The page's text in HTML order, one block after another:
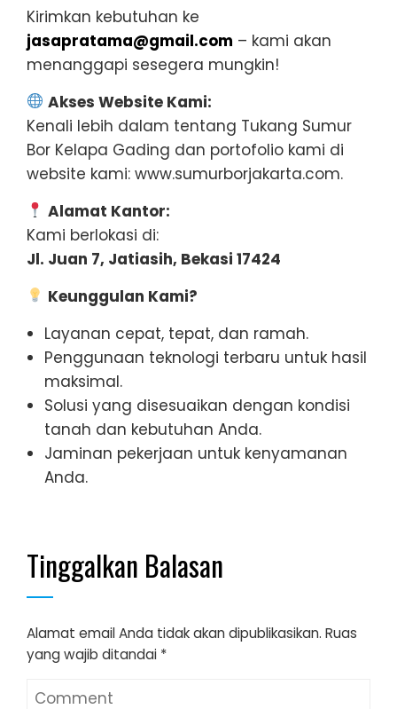
Kirimkan kebutuhan ke
jasapratama@gmail.com – kami akan
menanggapi sesegera mungkin!
Akses Website Kami:
Kenali lebih dalam tentang Tukang Sumur
Bor Kelapa Gading dan portofolio kami di
website kami: www.sumurborjakarta.com.
Alamat Kantor:
Kami berlokasi di:
Jl. Juan 7, Jatiasih, Bekasi 17424
Keunggulan Kami?
Layanan cepat, tepat, dan ramah.
Penggunaan teknologi terbaru untuk hasil
maksimal.
Solusi yang disesuaikan dengan kondisi
tanah dan kebutuhan Anda.
Jaminan pekerjaan untuk kenyamanan
Anda.
Tinggalkan Balasan
Alamat email Anda tidak akan dipublikasikan. Ruas
yang wajib ditandai *